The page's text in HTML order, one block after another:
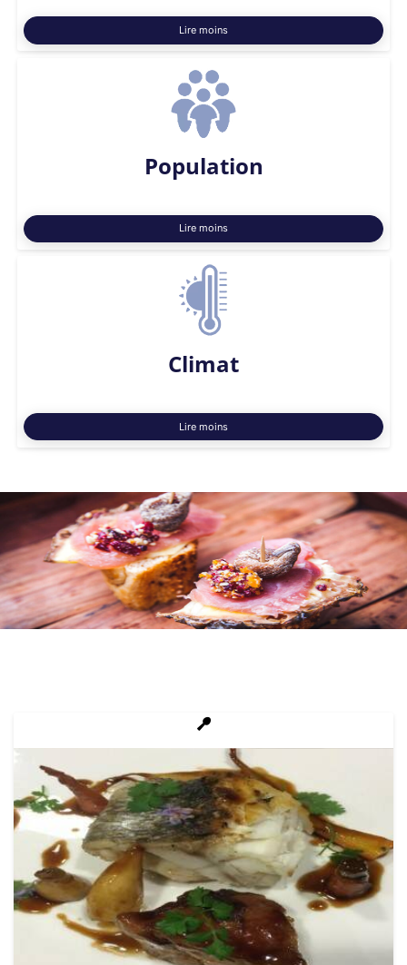
Lire moins
Population
Lire moins
Climat
Lire moins